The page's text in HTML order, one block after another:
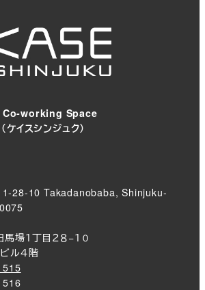
working Space
イスシンジュク）
28-10 Takadanobaba, Shinjuku-
場１丁目２８−１０
ル４階